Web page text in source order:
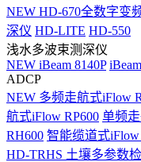
NEW HD-670全数字变
深仪 HD-LITE HD-550
浅水多波束测深仪
NEW iBeam 8140P
ADCP
NEW 多频走航式iFlow
航式iFlow RP600 单频
RH600 智能缆道式
HD-TRHS 土壤多参数